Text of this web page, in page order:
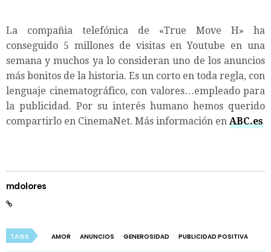
La compañia telefónica de «True Move H» ha
conseguido 5 millones de visitas en Youtube en una
semana y muchos ya lo consideran uno de los anuncios
más bonitos de la historia. Es un corto en toda regla, con
lenguaje cinematográfico, con valores…empleado para
la publicidad. Por su interés humano hemos querido
compartirlo en CinemaNet. Más información en ABC.es
mdolores
TAGS AMOR ANUNCIOS GENEROSIDAD PUBLICIDAD POSITIVA